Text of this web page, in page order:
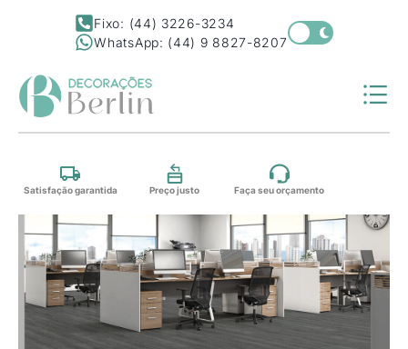
Fixo: (44) 3226-3234
WhatsApp: (44) 9 8827-8207
Satisfação garantida Preço justo Faça seu orçamento